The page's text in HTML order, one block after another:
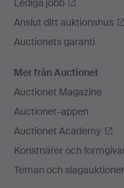
Lediga jobb
Anslut ditt auktionshus
Auctionets garanti
Mer från Auctionet
Auctionet Magazine
Auctionet-appen
Auctionet Academy
Konstnärer och
Teman och slagauktioner